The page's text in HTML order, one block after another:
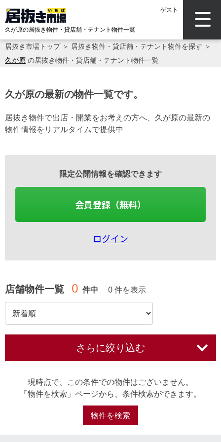
ゲスト
久が原の居抜き物件・貸店舗・テナント物件一覧
居抜き市場トップ＞ 居抜き物件・貸店舗・テナント物件を探す ＞
久が原 の居抜き物件・貸店舗・テナント物件一覧
久が原の最新の物件一覧です。
居抜き物件で出店・開業をお考えの方へ、久が原の最新の
物件情報をリアルタイムで提供中
限定公開情報を確認できます
会員登録（無料）
ログイン
店舗物件一覧 0 件中 0 件を表示
さらに絞り込む
現時点で、この条件での物件はございません。
「物件を検索」ページから、条件検索ができます。
物件を検索